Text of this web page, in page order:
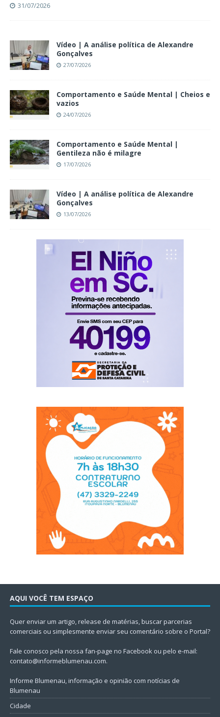
31/07/2026
Vídeo | A análise política de Alexandre
Gonçalves
27/07/2026
Comportamento e Saúde Mental | Cheios e
vazios
24/07/2026
Comportamento e Saúde Mental |
Gentileza não é milagre
17/07/2026
Vídeo | A análise política de Alexandre
Gonçalves
13/07/2026
AQUI VOCÊ TEM ESPAÇO
Quer enviar um artigo, release de matérias, buscar parcerias
comerciais ou simplesmente enviar seu comentário sobre o Portal?
Fale conosco pela nossa fan-page no Facebook ou pelo e-mail:
contato@informeblumenau.com.
Informe Blumenau, informação e opinião com notícias de
Blumenau
Cidade